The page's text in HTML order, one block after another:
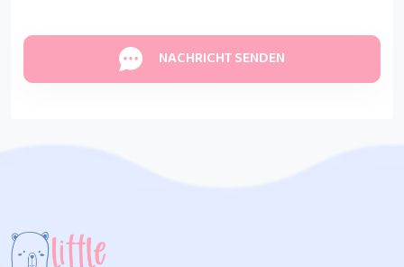
NACHRICHT SENDEN